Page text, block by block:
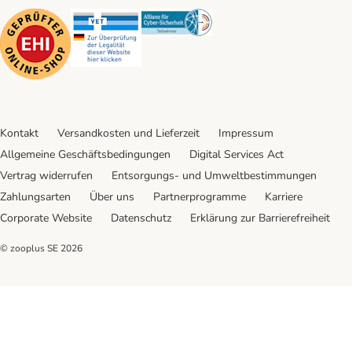
Security Security
Kontakt Versandkosten und Lieferzeit
Impressum
Allgemeine Geschäftsbedingungen
Digital Services Act
Vertrag widerrufen
Entsorgungs- und Umweltbestimmungen
Zahlungsarten
Über uns Partnerprogramme
Karriere
Corporate Website
Datenschutz Erklärung zur Barrierefreiheit
© zooplus SE 2026